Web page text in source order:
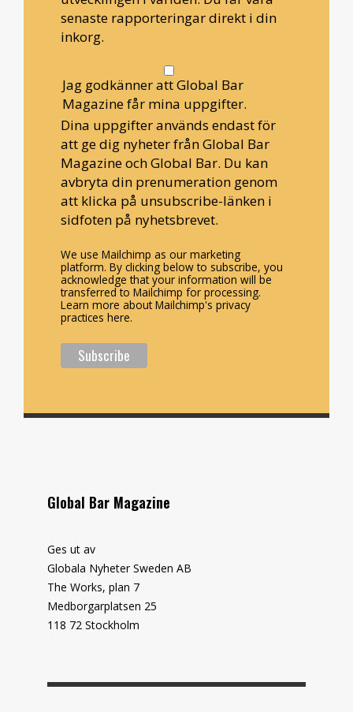
senaste rapporteringar direkt i din
inkorg.
Jag godkänner att Global Bar
Magazine får mina uppgifter.
Dina uppgifter används endast för
att ge dig nyheter från Global Bar
Magazine och Global Bar. Du kan
avbryta din prenumeration genom
att klicka på unsubscribe-länken i
sidfoten på nyhetsbrevet.
We use Mailchimp as our marketing
platform. By clicking below to subscribe, you
acknowledge that your information will be
transferred to Mailchimp for processing.
Learn more about Mailchimp's privacy
practices here.
Global Bar Magazine
Ges ut av
Globala Nyheter Sweden AB
The Works, plan 7
Medborgarplatsen 25
118 72 Stockholm